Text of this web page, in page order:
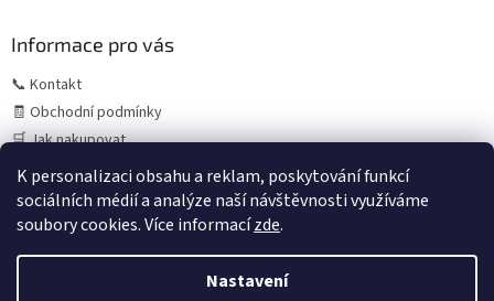
K personalizaci obsahu a reklam, poskytování funkcí
sociálních médií a analýze naší návštěvnosti využíváme
soubory cookies. Více informacízde.
Nastavení
V období července a srpna může z důvodu
čerpání dovolených výjimečně dojít k prodloužení
Informace pro vás
📞 Kontakt
🧾 Obchodní podmínky
🛒 Jak nakupovat
⚠️ Zásady práce s osobními údaji (GDPR)